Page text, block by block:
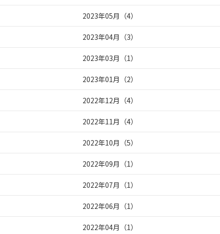
2023年05月 （4）
2023年04月 （3）
2023年03月 （1）
2023年01月 （2）
2022年12月 （4）
2022年11月 （4）
2022年10月 （5）
2022年09月 （1）
2022年07月 （1）
2022年06月 （1）
2022年04月 （1）